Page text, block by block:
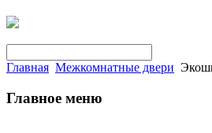
Главная Межкомнатные двери
Главное меню